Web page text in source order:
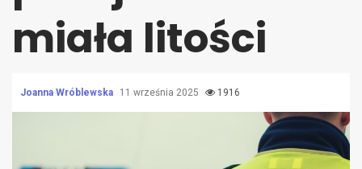
miała litości
Joanna Wróblewska 11 września 2025 1916